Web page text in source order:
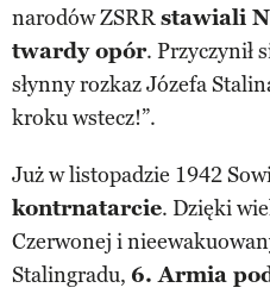
narodów ZSRRstawiali
twardy opór. Przyczynił
słynny rozkaz Józefa
kroku wstecz!”.
Już w listopadzie 1942
kontrnatarcie. Dzięki
Czerwonej i
Stalingradu, 6. Armia